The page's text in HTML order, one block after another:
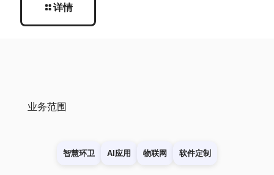
详情
业务范围
智慧环卫 AI应用 物联网 软件定制